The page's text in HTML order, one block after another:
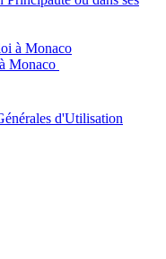
d'Utilisation